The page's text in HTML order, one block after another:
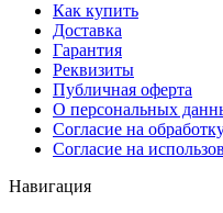
Как купить
Доставка
Гарантия
Реквизиты
Публичная оферта
О персональных
Согласие на
Согласие на
Навигация